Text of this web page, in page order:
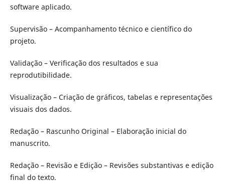
software aplicado.
Supervisão – Acompanhamento técnico e científico do
projeto.
Validação – Verificação dos resultados e sua
reprodutibilidade.
Visualização – Criação de gráficos, tabelas e representações
visuais dos dados.
Redação – Rascunho Original – Elaboração inicial do
manuscrito.
Redação – Revisão e Edição – Revisões substantivas e edição
final do texto.